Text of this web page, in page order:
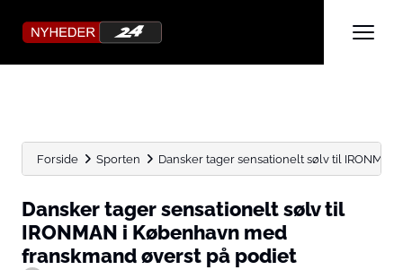
Forside Sporten Dansker tager sensationelt sølv til
Dansker tager sensationelt sølv til
IRONMAN i København med
franskmand øverst på podiet